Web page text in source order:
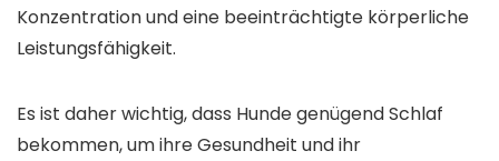
Konzentration und eine beeinträchtigte körperliche
Leistungsfähigkeit.
Es ist daher wichtig, dass Hunde genügend Schlaf
bekommen, um ihre Gesundheit und ihr